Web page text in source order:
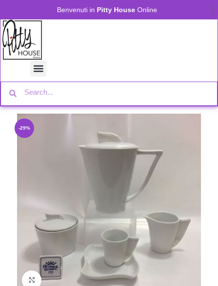
Benvenuti in Pitty House Online
-29%
Click to enlarge